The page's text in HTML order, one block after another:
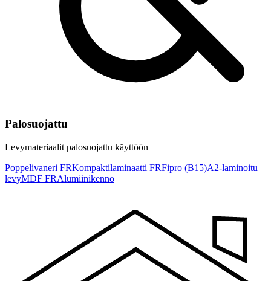
Palosuojattu
Levymateriaalit palosuojattu käyttöön
Poppelivaneri FRKompaktilaminaatti FRFipro (B15)A2-laminoitu
levyMDF FRAlumiinikenno